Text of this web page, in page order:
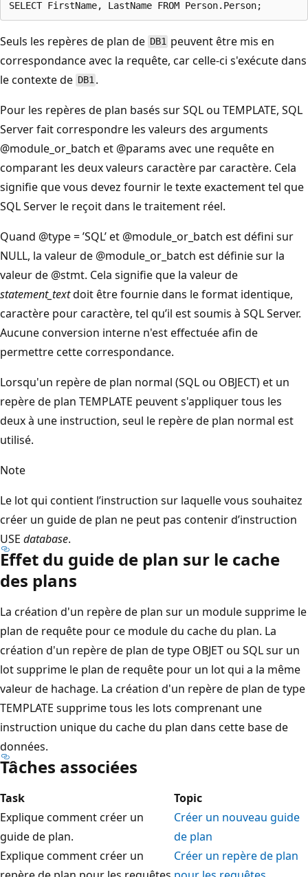
Seuls les repères de plan de DB1 peuvent être mis en
correspondance avec la requête, car celle-ci s'exécute dans
le contexte de DB1 .
Pour les repères de plan basés sur SQL ou TEMPLATE, SQL
Server fait correspondre les valeurs des arguments
@module_or_batch et @params avec une requête en
comparant les deux valeurs caractère par caractère. Cela
signifie que vous devez fournir le texte exactement tel que
SQL Server le reçoit dans le traitement réel.
Quand @type = ’SQL’ et @module_or_batch est défini sur
NULL, la valeur de @module_or_batch est définie sur la
valeur de @stmt. Cela signifie que la valeur de
statement_textdoit être fournie dans le format identique,
caractère pour caractère, tel qu’il est soumis à SQL Server.
Aucune conversion interne n'est effectuée afin de
permettre cette correspondance.
Lorsqu'un repère de plan normal (SQL ou OBJECT) et un
repère de plan TEMPLATE peuvent s'appliquer tous les
deux à une instruction, seul le repère de plan normal est
utilisé.
Note
Le lot qui contient l’instruction sur laquelle vous souhaitez
créer un guide de plan ne peut pas contenir d’instruction
USE database.
Effet du guide de plan sur le cache
des plans
La création d'un repère de plan sur un module supprime le
plan de requête pour ce module du cache du plan. La
création d'un repère de plan de type OBJET ou SQL sur un
lot supprime le plan de requête pour un lot qui a la même
valeur de hachage. La création d'un repère de plan de type
TEMPLATE supprime tous les lots comprenant une
instruction unique du cache du plan dans cette base de
données.
Tâches associées
Task
Topic
Explique comment créer un
guide de plan.
Créer un nouveau guide
de plan
Explique comment créer un
Créer un repère de plan